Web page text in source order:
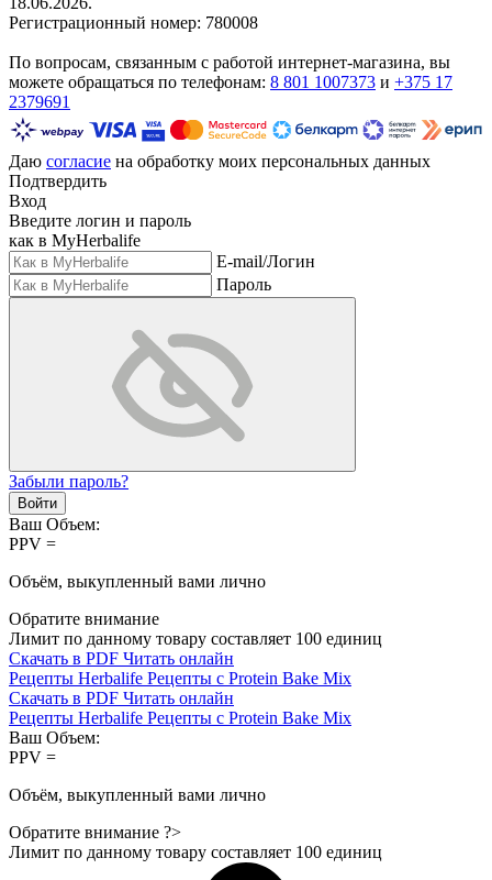
Регистрационный номер: 780008
По вопросам, связанным с работой интернет-магазина, вы
можете обращаться по телефонам: 8 801 1007373 и +375 17
2379691
Даю согласие на обработку моих персональных данных
Подтвердить
Вход
Введите логин и пароль
как в MyHerbalife
E-mail/Логин
Пароль
Забыли пароль?
Войти
Ваш Объем:
PPV =
Объём, выкупленный вами лично
Обратите внимание
Лимит по данному товару составляет 100 единиц
Скачать в PDF Читать онлайн
Рецепты Herbalife Рецепты с Protein Bake Mix
Скачать в PDF Читать онлайн
Рецепты Herbalife Рецепты с Protein Bake Mix
Ваш Объем:
PPV =
Объём, выкупленный вами лично
Обратите внимание ?>
Лимит по данному товару составляет 100 единиц